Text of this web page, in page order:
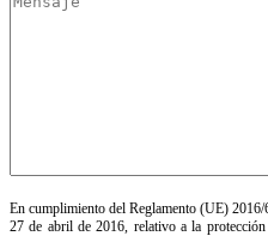
En cumplimiento del Reglamento (UE)
27 de abril de 2016, relativo a la